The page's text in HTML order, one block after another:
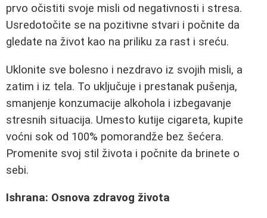
prvo očistiti svoje misli od negativnosti i stresa.
Usredotočite se na pozitivne stvari i počnite da
gledate na život kao na priliku za rast i sreću.
Uklonite sve bolesno i nezdravo iz svojih misli, a
zatim i iz tela. To uključuje i prestanak pušenja,
smanjenje konzumacije alkohola i izbegavanje
stresnih situacija. Umesto kutije cigareta, kupite
voćni sok od 100% pomorandže bez šećera.
Promenite svoj stil života i počnite da brinete o
sebi.
Ishrana: Osnova zdravog života